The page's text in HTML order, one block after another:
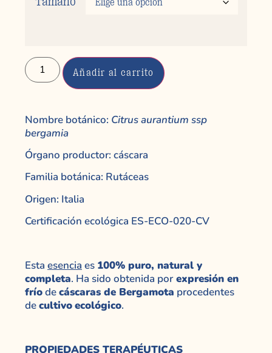
Añadir al carrito
Nombre botánico: Citrus aurantium ssp
bergamia
Órgano productor: cáscara
Familia botánica: Rutáceas
Origen: Italia
Certificación ecológica ES-ECO-020-CV
Esta esencia es 100% puro, natural y
completa. Ha sido obtenida porexpresión en
fríodecáscaras de Bergamota procedentes
decultivoecológico.
PROPIEDADES TERAPÉUTICAS